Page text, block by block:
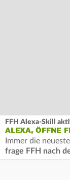
FFH Alexa-Skill
ALEXA, ÖFFNE
Immer die
frage FFH nach